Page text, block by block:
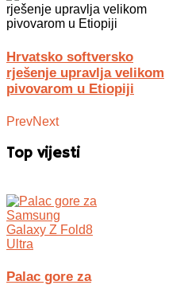
Hrvatsko softversko
rješenje upravlja velikom
pivovarom u Etiopiji
PrevNext
Top vijesti
Palac gore za